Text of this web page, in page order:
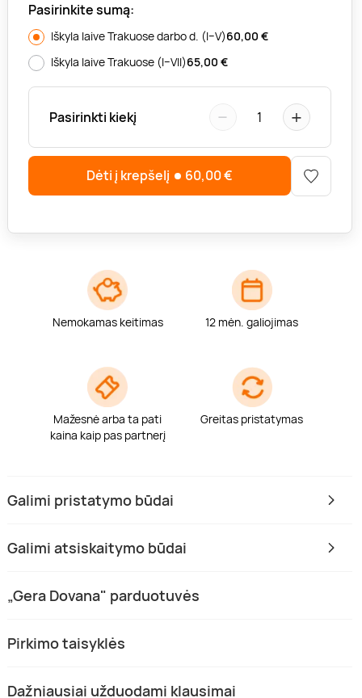
Pasirinkite sumą:
Iškyla laive Trakuose darbo d. (I–V)60,00 €
Iškyla laive Trakuose (I–VII)65,00 €
Pasirinkti kiekį − 1 +
Dėti į krepšelį 60,00€
Nemokamas keitimas 12 mėn. galiojimas
Mažesnė arba ta pati
kaina kaip pas partnerį
Greitas pristatymas
Galimi pristatymo būdai
Galimi atsiskaitymo būdai
„Gera Dovana" parduotuvės
Pirkimo taisyklės
Dažniausiai užduodami klausimai